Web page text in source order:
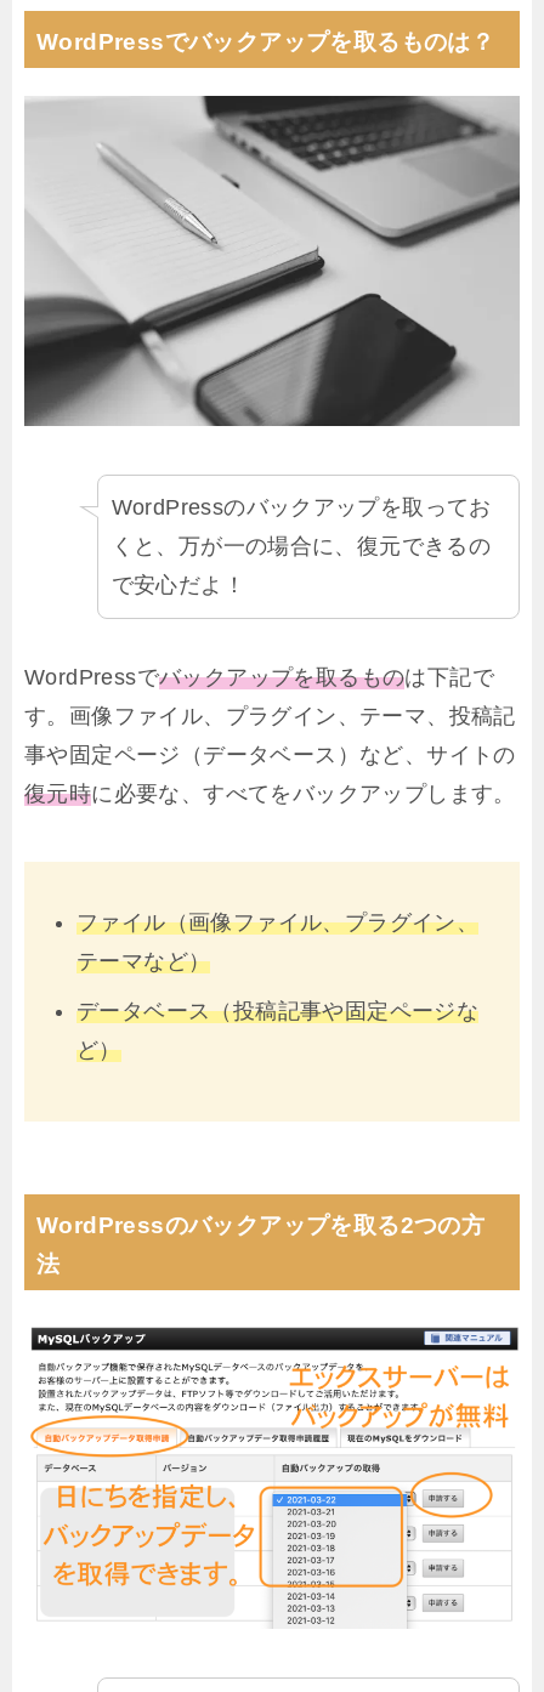
WordPressでバックアップを取るものは？
WordPressのバックアップを取ってお
くと、万が一の場合に、復元できるの
で安心だよ！
WordPressでバックアップを取るものは下記で
す。画像ファイル、プラグイン、テーマ、投稿記
事や固定ページ（データベース）など、サイトの
復元時に必要な、すべてをバックアップします。
ファイル（画像ファイル、プラグイン、
テーマなど）
データベース（投稿記事や固定ページな
ど）
WordPressのバックアップを取る2つの方
法